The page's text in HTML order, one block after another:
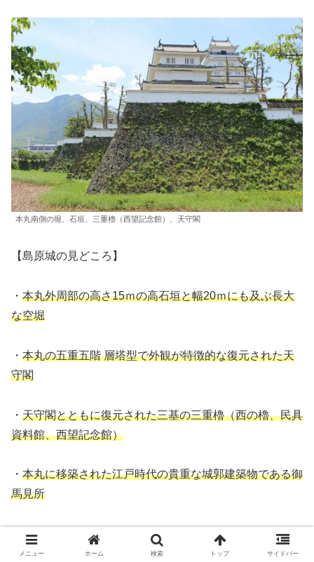
本丸南側の堀、石垣、三重櫓（西望記念館）、天守閣
【島原城の見どころ】
・ 本丸外周部の高さ15ｍの高石垣と幅20ｍにも及ぶ長大
な空堀
・ 本丸の五重五階 層塔型で外観が特徴的な復元された天
守閣
・ 天守閣とともに復元された三基の三重櫓（西の櫓、民具
資料館、西望記念館）
・ 本丸に移築された江戸時代の貴重な城郭建築物である御
馬見所
ウェブサイト： 島原城 公式ホームページ
メニュー ホーム 検索 トップ サイドバー